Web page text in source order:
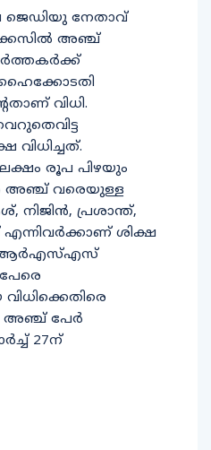
ജെഡിയു നേതാവ്
അഞ്ച്
ഹൈക്കോടതി
വിധി.
വിധിച്ചത്.
രൂപ പിഴയും
അഞ്ച് വരെയുള്ള
നിജിന്‍, പ്രശാന്ത്,
ശിക്ഷ
ആര്‍എസ്എസ്
അഞ്ച് പേര്‍
27ന്